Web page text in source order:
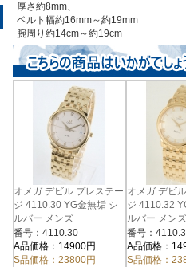
厚さ約8mm、
ベルト幅約16mm～約19mm
腕周り約14cm～約19cm
オメガ デビル プレステー
ジ 4110.30 YG金無垢 シ
ルバー メンズ
番号：4110.30
A品価格：14900円
S品価格：23800円
オメガ デビ
ジ 4110.32
ルバー メンズ
番号：
A品価格：
S品価格：